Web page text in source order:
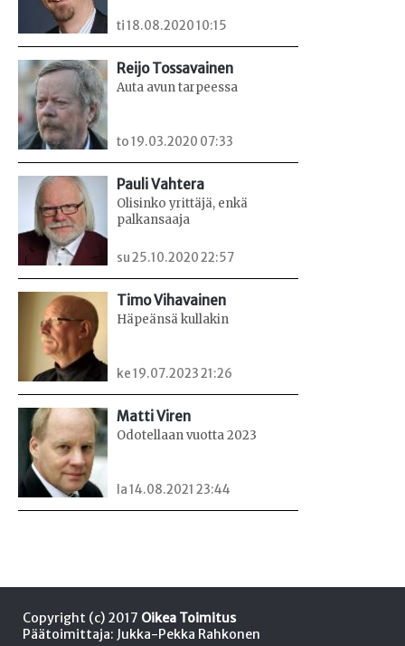
ti 18.08.2020 10:15
Reijo Tossavainen
Auta avun tarpeessa
to 19.03.2020 07:33
Pauli Vahtera
Olisinko yrittäjä, enkä
palkansaaja
su 25.10.2020 22:57
Timo Vihavainen
Häpeänsä kullakin
ke 19.07.2023 21:26
Matti Viren
Odotellaan vuotta 2023
la 14.08.2021 23:44
Copyright (c) 2017 Oikea Toimitus
Päätoimittaja: Jukka-Pekka Rahkonen